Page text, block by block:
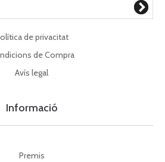
de privacitat
de Compra
Avís legal
Informació
Premis